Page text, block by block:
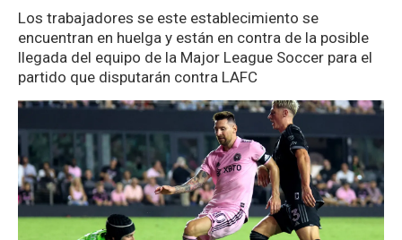
Los trabajadores se este establecimiento se
encuentran en huelga y están en contra de la posible
llegada del equipo de la Major League Soccer para el
partido que disputarán contra LAFC